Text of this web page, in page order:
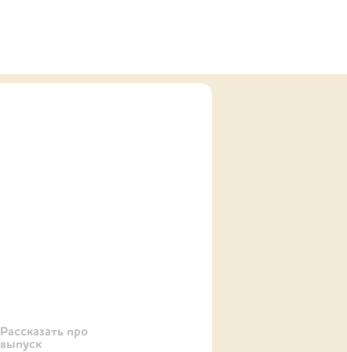
Рассказать про
выпуск